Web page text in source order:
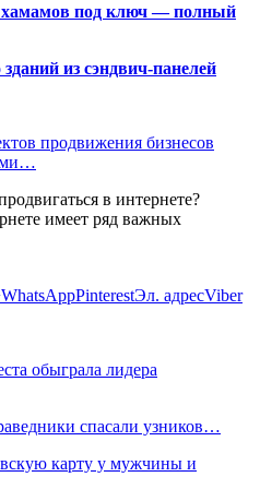
хамамов под ключ — полный
из сэндвич-панелей
продвижения бизнесов
в интернете?
имеет ряд важных
WhatsAppPinterestЭл. адресViber
обыграла лидера
спасали узников…
карту у мужчины и